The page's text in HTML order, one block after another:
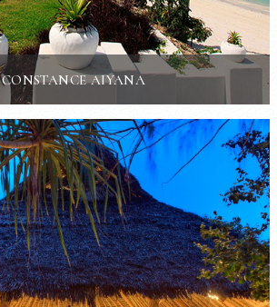
CONSTANCE AIYANA